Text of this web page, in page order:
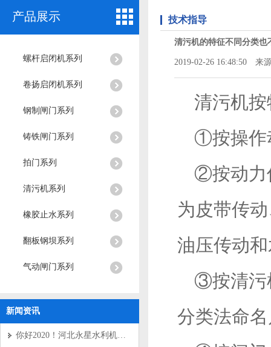
产品展示
螺杆启闭机系列
卷扬启闭机系列
钢制闸门系列
铸铁闸门系列
拍门系列
清污机系列
橡胶止水系列
翻板钢坝系列
气动闸门系列
新闻资讯
你好2020！河北永星水利机械有限公司新年寄语
技术指导
清污机的特征不同分类也
2019-02-26 16:48:50 来
清污机
①按操作
②按动力
为皮带传
油压传动
③按清污
分类法命